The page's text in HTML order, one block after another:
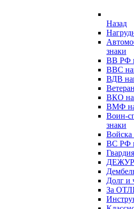
Назад
знаки
ВВ РФ
ВВС
ВДВ
ВКО
ВМФ
Воин-
знаки
Войска
ВС РФ
Долг и
За